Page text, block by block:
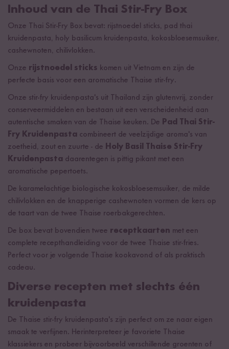
Inhoud van de Thai Stir-Fry Box
Onze Thai Stir-Fry Box bevat: rijstnoedel sticks, pad thai
kruidenpasta, holy basilicum kruidenpasta, kokosbloesemsuiker,
cashewnoten, chilivlokken.
Onze rijstnoedel sticks komen uit Vietnam en zijn de
perfecte basis voor een aromatische Thaise stir-fry.
Onze stir-fry kruidenpasta's uit Thailand zijn glutenvrij, zonder
conserveermiddelen en bestaan uit een verscheidenheid aan
autentische smaken van de Thaise keuken. De Pad Thai Stir-
Fry Kruidenpasta combineert de veelzijdige aroma's van
zoetheid, zout en zuurte - de Holy Basil Thaise Stir-Fry
Kruidenpasta daarentegen is pittig pikant met een
aromatische pepertoets.
De karamelachtige biologische kokosbloesemsuiker, de milde
chilivlokken en de knapperige cashewnoten vormen de kers op
de taart van de twee Thaise roerbakgerechten.
De box bevat bovendien twee receptkaarten met een
complete recepthandleiding voor de twee Thaise stir-fries.
Perfect voor je volgende Thaise kookavond of als praktisch
cadeau.
Diverse recepten met slechts één
kruidenpasta
De Thaise stir-fry kruidenpasta's zijn perfect om ze naar eigen
smaak te verfijnen. Herinterpreteer je favoriete Thaise
klassiekers en probeer bijvoorbeeld verschillende groenten of